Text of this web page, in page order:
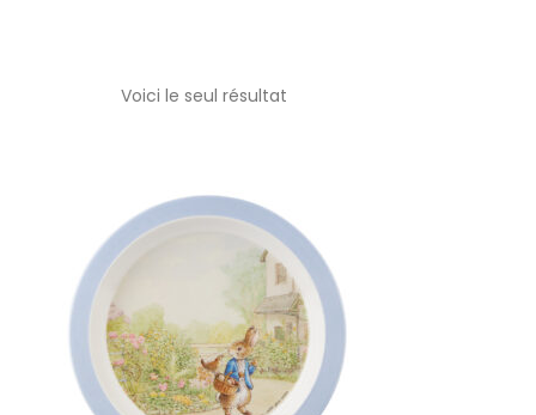
Voici le seul résultat